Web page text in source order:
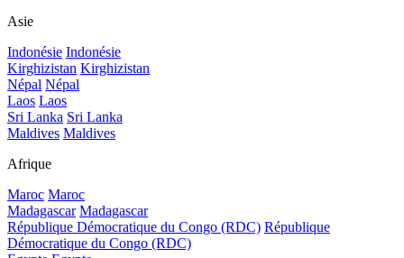
Asie
Indonésie Indonésie
Kirghizistan Kirghizistan
Népal Népal
Laos Laos
Sri Lanka Sri Lanka
Maldives Maldives
Afrique
Maroc Maroc
Madagascar Madagascar
République Démocratique du Congo (RDC) République
Démocratique du Congo (RDC)